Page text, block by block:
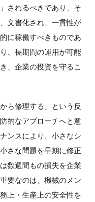
されるべきであり、そ
文書化され、一貫性が
に稼働すべきものであ
、長期間の運用が可能
、企業の投資を守るこ
ら修理する」という反
的なアプローチへと意
ンスにより、小さなシ
さな問題を早期に修正
数週間もの損失を企業
要なのは、機械のメン
上・生産上の安全性を